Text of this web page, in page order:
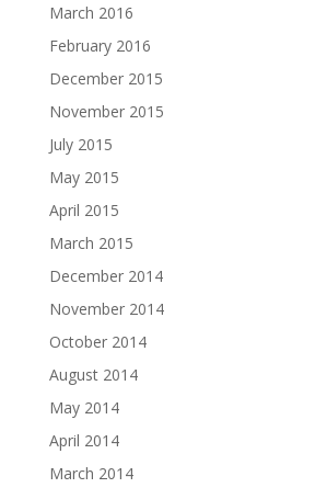
March 2016
February 2016
December 2015
November 2015
July 2015
May 2015
April 2015
March 2015
December 2014
November 2014
October 2014
August 2014
May 2014
April 2014
March 2014